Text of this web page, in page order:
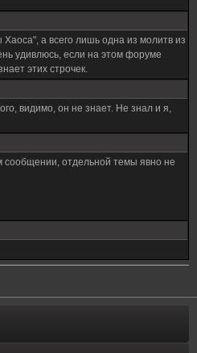
а всего лишь одна из молитв из
удивлюсь, если на этом форуме
этих строчек.
видимо, он не знает. Не знал и я,
отдельной темы явно не